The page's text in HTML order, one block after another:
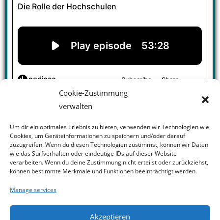
Cookie-Zustimmung
verwalten
Um dir ein optimales Erlebnis zu bieten, verwenden wir Technologien wie
Cookies, um Geräteinformationen zu speichern und/oder darauf
zuzugreifen. Wenn du diesen Technologien zustimmst, können wir Daten
wie das Surfverhalten oder eindeutige IDs auf dieser Website
verarbeiten. Wenn du deine Zustimmung nicht erteilst oder zurückziehst,
können bestimmte Merkmale und Funktionen beeinträchtigt werden.
Manage services
Akzeptieren
07. November 2025
examines the role of universities in security
research. Experts discuss the need for interdisciplinary
collaboration and new structures. Malte Göttsche talks
about challenges, interdisciplinarity and responsibility in
security research.